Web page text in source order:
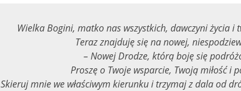
Wielka Bogini, matko nas wszystkich, dawczyni życia i
Teraz znajduję się na nowej,
– Nowej Drodze, którą boję się
Proszę o Twoje wsparcie, Twoją miłość i
Skieruj mnie we właściwym kierunku i trzymaj z dala od